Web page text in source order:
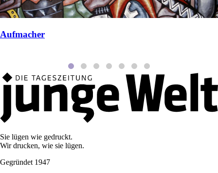
Aufmacher
Sie lügen wie gedruckt.
Wir drucken, wie sie lügen.
Gegründet 1947